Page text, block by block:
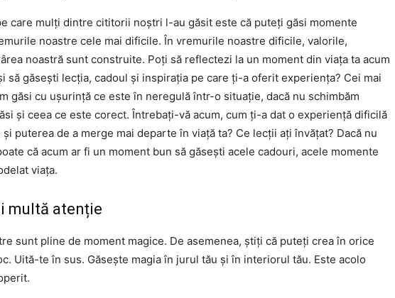
care mulți dintre cititorii noștri l-au găsit este că puteți găsi momente
noastre cele mai dificile. În vremurile noastre dificile, valorile,
noastră sunt construite. Poți să reflectezi la un moment din viața ta acum
să găsești lecția, cadoul și inspirația pe care ți-a oferit experiența? Cei mai
găsi cu ușurință ce este în neregulă într-o situație, dacă nu schimbăm
și ceea ce este corect. Întrebați-vă acum, cum ți-a dat o experiență dificilă
puterea de a merge mai departe în viață ta? Ce lecții ați învățat? Dacă nu
că acum ar fi un moment bun să găsești acele cadouri, acele momente
viața.
multă atenție
sunt pline de moment magice. De asemenea, știți că puteți crea în orice
Uită-te în sus. Găsește magia în jurul tău și în interiorul tău. Este acolo